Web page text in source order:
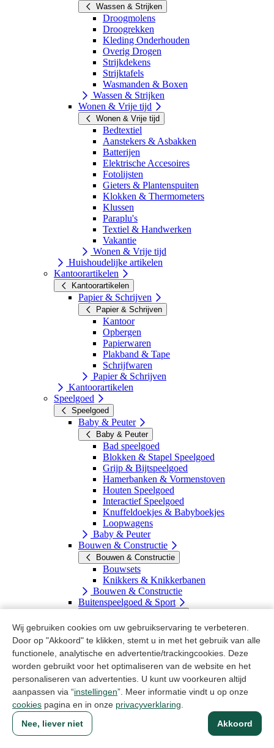
Wij gebruiken cookies om uw gebruikservaring te verbeteren.
Door op "Akkoord" te klikken, stemt u in met het gebruik van alle
functionele, analytische en advertentie/trackingcookies. Deze
worden gebruikt voor het optimaliseren van de website en het
personaliseren van advertenties. U kunt uw voorkeuren altijd
aanpassen via “instellingen”. Meer informatie vindt u op onze
cookies pagina en in onze privacyverklaring
Akkoord
Nee, liever niet
Wassen & Strijken
Droogmolens
Droogrekken
Kleding Onderhouden
Overig Drogen
Strijkdekens
Strijktafels
Wasmanden & Boxen
Wassen & Strijken
Wonen & Vrije tijd
Wonen & Vrije tijd
Bedtextiel
Aanstekers & Asbakken
Batterijen
Elektrische Accesoires
Fotolijsten
Gieters & Plantenspuiten
Klokken & Thermometers
Klussen
Paraplu's
Textiel & Handwerken
Vakantie
Wonen & Vrije tijd
Huishoudelijke artikelen
Kantoorartikelen
Kantoorartikelen
Papier & Schrijven
Papier & Schrijven
Kantoor
Opbergen
Papierwaren
Plakband & Tape
Schrijfwaren
Papier & Schrijven
Kantoorartikelen
Speelgoed
Speelgoed
Baby & Peuter
Baby & Peuter
Bad speelgoed
Blokken & Stapel Speelgoed
Grijp & Bijtspeelgoed
Hamerbanken & Vormenstoven
Houten Speelgoed
Interactief Speelgoed
Knuffeldoekjes & Babyboekjes
Loopwagens
Baby & Peuter
Bouwen & Constructie
Bouwen & Constructie
Bouwsets
Knikkers & Knikkerbanen
Bouwen & Constructie
Buitenspeelgoed & Sport
Blasters & Accessoires
Buitenspellen
Rijdend Speelgoed
Sport Speelgoed
Strand & Waterspeelgoed
Waterpistolen
Zwembaden & Onderdelen
Buitenspeelgoed & Sport
Feest & Muziek